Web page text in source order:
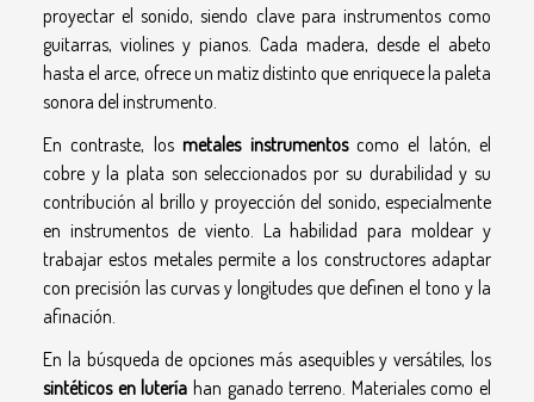
proyectar el sonido, siendo clave para instrumentos como
guitarras, violines y pianos. Cada madera, desde el abeto
hasta el arce, ofrece un matiz distinto que enriquece la paleta
sonora del instrumento.
En contraste, losmetales instrumentoscomo el latón, el
cobre y la plata son seleccionados por su durabilidad y su
contribución al brillo y proyección del sonido, especialmente
en instrumentos de viento. La habilidad para moldear y
trabajar estos metales permite a los constructores adaptar
con precisión las curvas y longitudes que definen el tono y la
afinación.
En la búsqueda de opciones más asequibles y versátiles, los
sintéticos en lutería han ganado terreno. Materiales como el